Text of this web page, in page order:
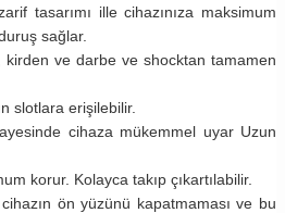
tasarımı ille cihazınıza maksimum
sağlar.
kirden ve darbe ve shocktan tamamen
slotlara erişilebilir.
cihaza mükemmel uyar Uzun
korur. Kolayca takıp çıkartılabilir.
cihazın ön yüzünü kapatmaması ve bu